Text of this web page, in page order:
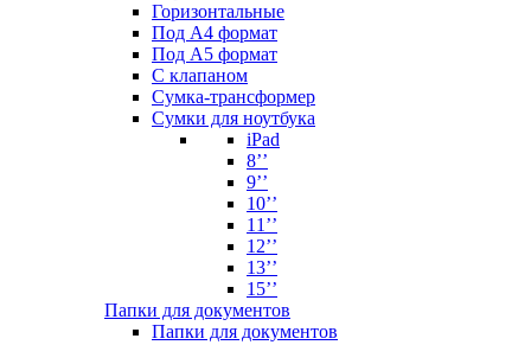
Горизонтальные
Под А4 формат
Под А5 формат
С клапаном
Сумка-трансформер
Сумки для ноутбука
iPad
8’’
9’’
10’’
11’’
12’’
13’’
15’’
Папки для документов
Папки для документов